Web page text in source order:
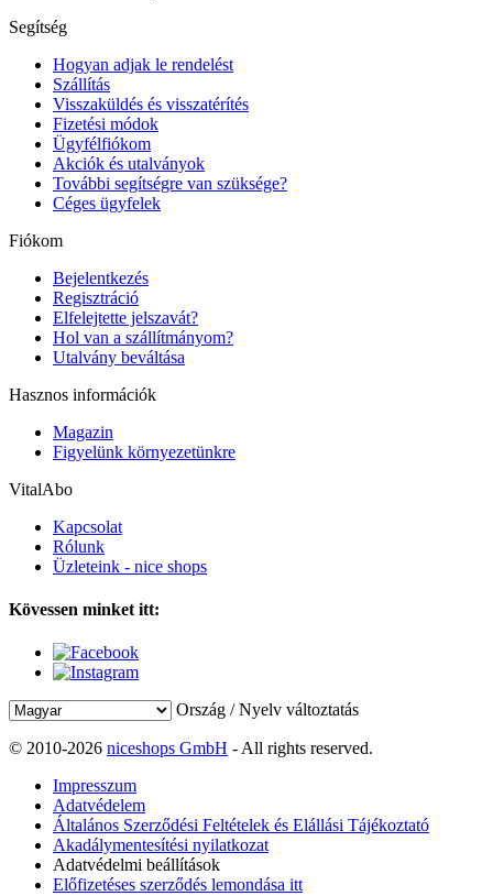
Segítség
Hogyan adjak le rendelést
Szállítás
Visszaküldés és visszatérítés
Fizetési módok
Ügyfélfiókom
Akciók és utalványok
További segítségre van szüksége?
Céges ügyfelek
Fiókom
Bejelentkezés
Regisztráció
Elfelejtette jelszavát?
Hol van a szállítmányom?
Utalvány beváltása
Hasznos információk
Magazin
Figyelünk környezetünkre
VitalAbo
Kapcsolat
Rólunk
Üzleteink - nice shops
Kövessen minket itt:
Ország / Nyelv változtatás
© 2010-2026 niceshops GmbH - All rights reserved.
Impresszum
Adatvédelem
Általános Szerződési Feltételek és Elállási Tájékoztató
Akadálymentesítési nyilatkozat
Adatvédelmi beállítások
Előfizetéses szerződés lemondása itt